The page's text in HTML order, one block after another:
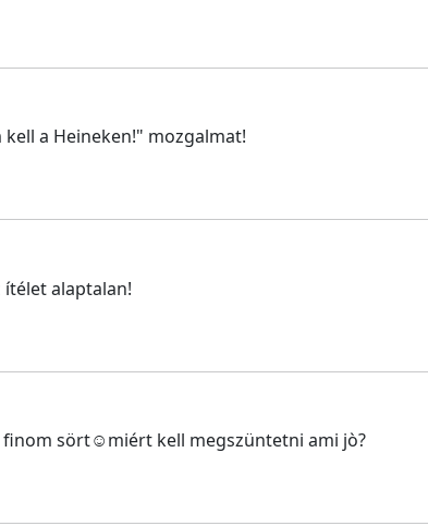
a Heineken!" mozgalmat!
ítélet alaptalan!
finom sört☺miért kell megszüntetni ami jò?